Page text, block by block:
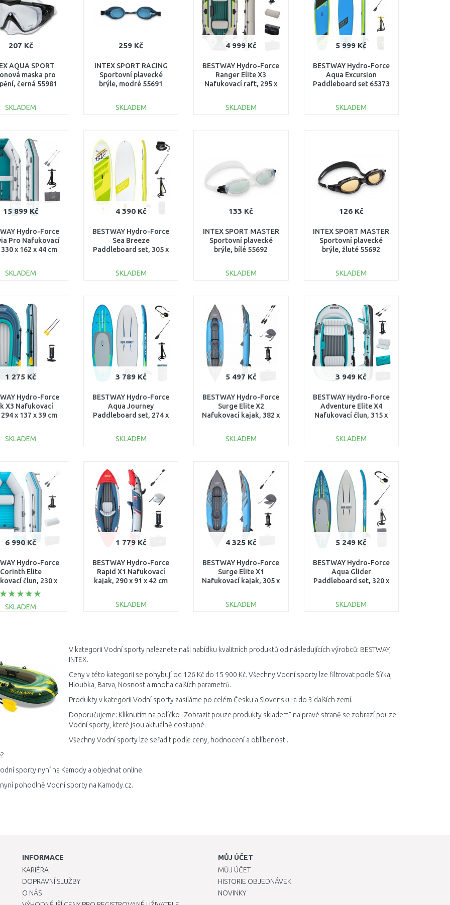
207 Kč
AQUA SPORT
maska pro
černá 55981
SKLADEM
Porovnat
259 Kč
INTEX SPORT RACING
Sportovní plavecké
brýle, modré 55691
SKLADEM
Porovnat
4 999 Kč
BESTWAY Hydro-Force
Ranger Elite X3
Nafukovací raft, 295 x
SKLADEM
5 999 Kč
BESTWAY Hydro-Force
Aqua Excursion
Paddleboard set 65373
SKLADEM
15 899 Kč
Hydro-Force
Pro Nafukovací
x 162 x 44 cm
SKLADEM
Porovnat
4 390 Kč
BESTWAY Hydro-Force
Sea Breeze
Paddleboard set, 305 x
SKLADEM
Porovnat
133 Kč
INTEX SPORT MASTER
Sportovní plavecké
brýle, bílé 55692
SKLADEM
Porovnat
126 Kč
INTEX SPORT MASTER
Sportovní plavecké
brýle, žluté 55692
SKLADEM
Porovnat
1 275 Kč
Hydro-Force
X3 Nafukovací
x 137 x 39 cm
SKLADEM
Porovnat
3 789 Kč
BESTWAY Hydro-Force
Aqua Journey
Paddleboard set, 274 x
SKLADEM
Porovnat
5 497 Kč
BESTWAY Hydro-Force
Surge Elite X2
Nafukovací kajak, 382 x
SKLADEM
Porovnat
3 949 Kč
BESTWAY Hydro-Force
Adventure Elite X4
Nafukovací člun, 315 x
SKLADEM
Porovnat
6 990 Kč
Hydro-Force
Corinth Elite
člun, 230 x
x 33 cm 65177
SKLADEM
1 779 Kč
BESTWAY Hydro-Force
Rapid X1 Nafukovací
kajak, 290 x 91 x 42 cm
SKLADEM
4 325 Kč
BESTWAY Hydro-Force
Surge Elite X1
Nafukovací kajak, 305 x
SKLADEM
5 249 Kč
BESTWAY Hydro-Force
Aqua Glider
Paddleboard set, 320 x
SKLADEM
V kategorii Vodní sporty naleznete naši nabídku kvalitních produktů od následujících výrobců: BESTWAY,
INTEX.
Ceny v této kategorii se pohybují od 126 Kč do 15 900 Kč. Všechny Vodní sporty lze filtrovat podle Šířka,
Hloubka, Barva, Nosnost a mnoha dalších parametrů.
Produkty v kategorii Vodní sporty zasíláme po celém Česku a Slovensku a do 3 dalších zemí.
Doporučujeme: Kliknutím na políčko "Zobrazit pouze produkty skladem" na pravé straně se zobrazí pouze
Vodní sporty, které jsou aktuálně dostupné.
Všechny Vodní sporty lze seřadit podle ceny, hodnocení a oblíbenosti.
sporty nyní na Kamody a objednat online.
pohodlně Vodní sporty na Kamody.cz.
INFORMACE
KARIÉRA
DOPRAVNÍ SLUŽBY
O NÁS
MŮJ ÚČET
MŮJ ÚČET
HISTORIE OBJEDNÁVEK
NOVINKY